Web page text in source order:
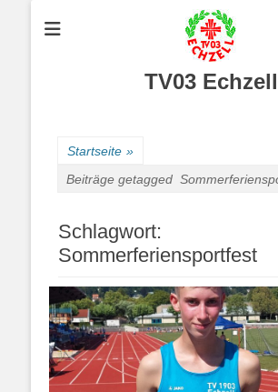
TV03 Echzell
Startseite »
Beiträge getagged
Schlagwort:
Sommerferiensportfest